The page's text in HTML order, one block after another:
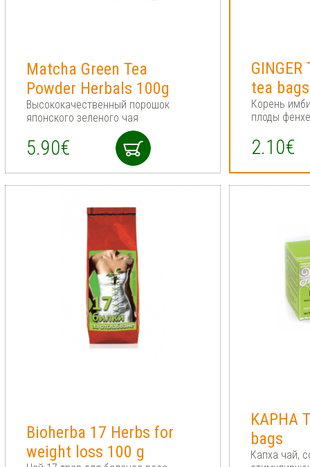
Matcha Green Tea
Powder Herbals 100g
Высококачественный порошок
японского зеленого чая
5.90€
tea
Корень
плоды
2.10€
Bioherba 17 Herbs for
weight loss 100 g
KAPHA
bags
Капха чай,